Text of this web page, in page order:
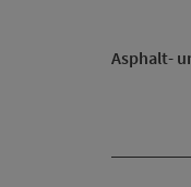
Asphalt-